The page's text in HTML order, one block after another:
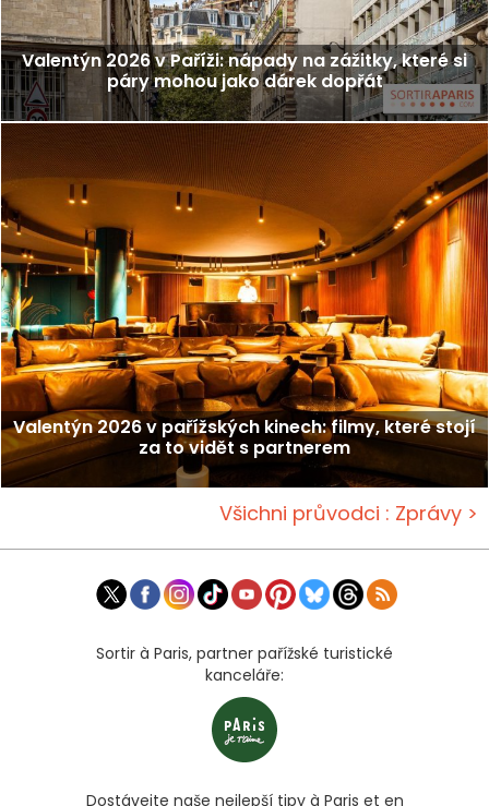
Valentýn 2026 v Paříži: nápady na zážitky, které si
páry mohou jako dárek dopřát
Valentýn 2026 v pařížských kinech: filmy, které stojí
za to vidět s partnerem
Všichni průvodci : Zprávy >
Sortir à Paris, partner pařížské turistické
kanceláře:
Dostávejte naše nejlepší tipy à Paris et en